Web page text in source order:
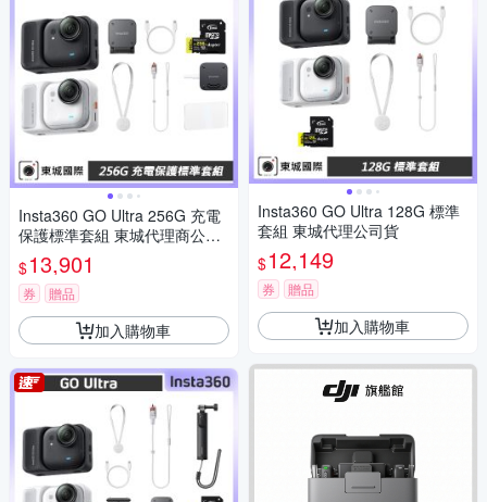
Insta360 GO Ultra 256G 充電
保護標準套組 東城代理商公司
貨
$13,901
券 贈品
加入購物車
Insta360 GO Ultra 128G 標準
套組 東城代理公司貨
$12,149
券 贈品
加入購物車